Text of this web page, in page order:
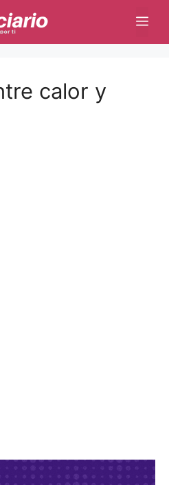
calor y